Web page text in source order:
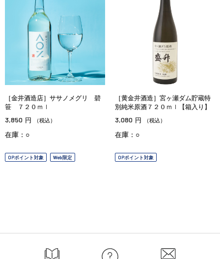
［金井酒造店］ササノメグリ 碧
笹 ７２０ｍｌ
3,850 円 （税込）
在庫：○
OPポイント対象 Web限定
［黄金井酒造］宮ヶ瀬ダム貯蔵特
別純米原酒７２０ｍｌ【箱入り】
3,080 円 （税込）
在庫：○
OPポイント対象